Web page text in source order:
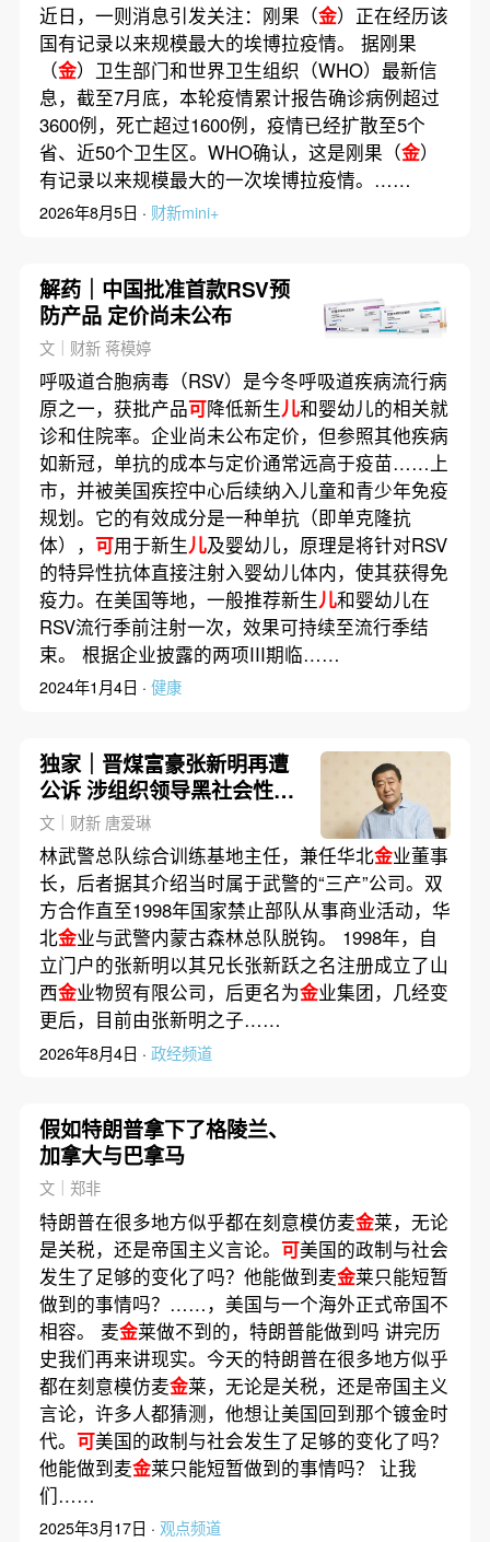
近日，一则消息引发关注：刚果（金）正在经历该
国有记录以来规模最大的埃博拉疫情。 据刚果
（金）卫生部门和世界卫生组织（WHO）最新信
息，截至7月底，本轮疫情累计报告确诊病例超过
3600例，死亡超过1600例，疫情已经扩散至5个
省、近50个卫生区。WHO确认，这是刚果（金）
有记录以来规模最大的一次埃博拉疫情。……
2026年8月5日 · 财新mini+
解药｜中国批准首款RSV预
防产品 定价尚未公布
文｜财新 蒋模婷
呼吸道合胞病毒（RSV）是今冬呼吸道疾病流行病
原之一，获批产品可降低新生儿和婴幼儿的相关就
诊和住院率。企业尚未公布定价，但参照其他疾病
如新冠，单抗的成本与定价通常远高于疫苗……上
市，并被美国疾控中心后续纳入儿童和青少年免疫
规划。它的有效成分是一种单抗（即单克隆抗
体）， 可用于新生儿及婴幼儿，原理是将针对RSV
的特异性抗体直接注射入婴幼儿体内，使其获得免
疫力。在美国等地，一般推荐新生儿和婴幼儿在
RSV流行季前注射一次，效果可持续至流行季结
束。 根据企业披露的两项III期临……
2024年1月4日 · 健康
独家｜晋煤富豪张新明再遭
公诉 涉组织领导黑社会性质
组织等17宗罪名
文｜财新 唐爱琳
林武警总队综合训练基地主任，兼任华北金业董事
长，后者据其介绍当时属于武警的“三产”公司。双
方合作直至1998年国家禁止部队从事商业活动，华
北金业与武警内蒙古森林总队脱钩。 1998年，自
立门户的张新明以其兄长张新跃之名注册成立了山
西金业物贸有限公司，后更名为金业集团，几经变
更后，目前由张新明之子……
2026年8月4日 · 政经频道
假如特朗普拿下了格陵兰、
加拿大与巴拿马
文｜郑非
特朗普在很多地方似乎都在刻意模仿麦金莱，无论
是关税，还是帝国主义言论。 可美国的政制与社会
发生了足够的变化了吗？他能做到麦金莱只能短暂
做到的事情吗？……，美国与一个海外正式帝国不
相容。 麦金莱做不到的，特朗普能做到吗 讲完历
史我们再来讲现实。今天的特朗普在很多地方似乎
都在刻意模仿麦金莱，无论是关税，还是帝国主义
言论，许多人都猜测，他想让美国回到那个镀金时
代。 可美国的政制与社会发生了足够的变化了吗？
他能做到麦金莱只能短暂做到的事情吗？ 让我
们……
2025年3月17日 · 观点频道